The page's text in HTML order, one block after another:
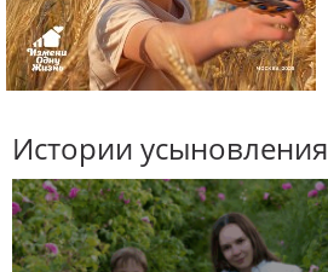
Истории усыновления